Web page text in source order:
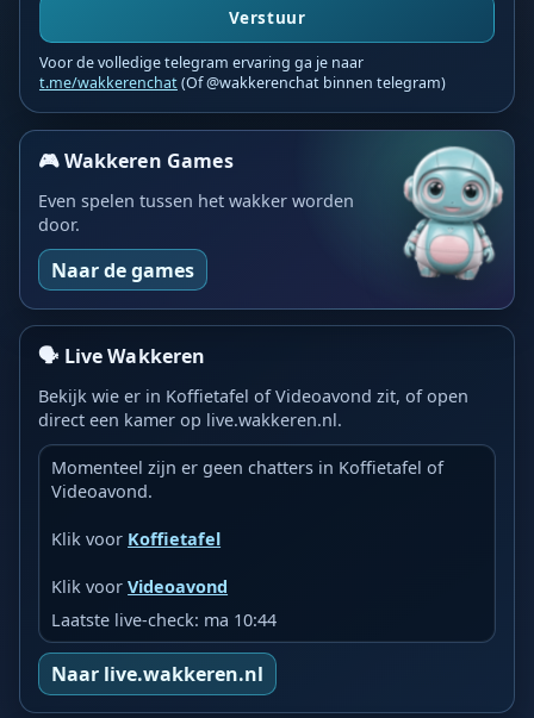
Verstuur
Voor de volledige telegram ervaring ga je naar
t.me/wakkerenchat(Of @wakkerenchat binnen telegram)
🎮 Wakkeren Games
Even spelen tussen het wakker worden
door.
Naar de games
🗣️ Live Wakkeren
Bekijk wie er in Koffietafel of Videoavond zit, of open
direct een kamer op live.wakkeren.nl.
Momenteel zijn er geen chatters in Koffietafel of
Videoavond.
Klik voor Koffietafel
Klik voorVideoavond
Laatste live-check: ma 10:44
Naar live.wakkeren.nl